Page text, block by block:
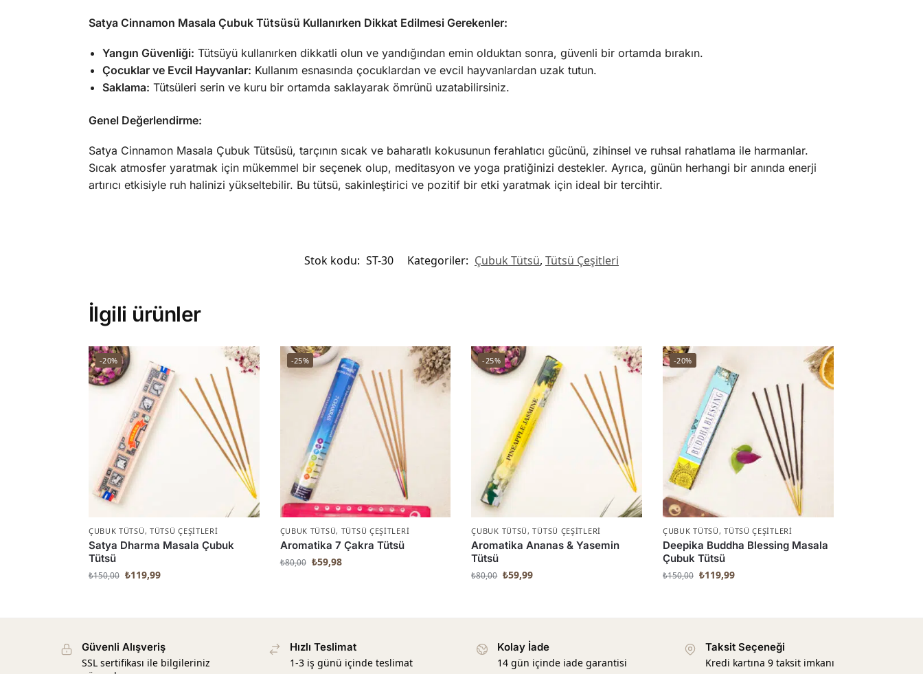
Satya Cinnamon Masala Çubuk Tütsüsü Kullanırken Dikkat Edilmesi Gerekenler:
Yangın Güvenliği: Tütsüyü kullanırken dikkatli olun ve yandığından emin olduktan sonra, güvenli bir ortamda bırakın.
Çocuklar ve Evcil Hayvanlar: Kullanım esnasında çocuklardan ve evcil hayvanlardan uzak tutun.
Saklama: Tütsüleri serin ve kuru bir ortamda saklayarak ömrünü uzatabilirsiniz.
Genel Değerlendirme:
Satya Cinnamon Masala Çubuk Tütsüsü, tarçının sıcak ve baharatlı kokusunun ferahlatıcı gücünü, zihinsel ve ruhsal rahatlama ile harmanlar.
Sıcak atmosfer yaratmak için mükemmel bir seçenek olup, meditasyon ve yoga pratiğinizi destekler. Ayrıca, günün herhangi bir anında enerji
artırıcı etkisiyle ruh halinizi yükseltebilir. Bu tütsü, sakinleştirici ve pozitif bir etki yaratmak için ideal bir tercihtir.
Stok kodu: ST-30 Kategoriler: Çubuk Tütsü, Tütsü Çeşitleri
İlgili ürünler
-20%
ÇUBUK TÜTSÜ, TÜTSÜ ÇEŞITLERI
Satya Dharma Masala Çubuk
Tütsü
₺150,00 ₺119,99
-25%
ÇUBUK TÜTSÜ, TÜTSÜ ÇEŞITLERI
Aromatika 7 Çakra Tütsü
₺80,00 ₺59,98
-25%
ÇUBUK TÜTSÜ,TÜTSÜ ÇEŞITLERI
Aromatika Ananas & Yasemin
Tütsü
₺80,00 ₺59,99
-20%
ÇUBUK TÜTSÜ,TÜTSÜ ÇEŞITLERI
Deepika Buddha Blessing Masala
Çubuk Tütsü
₺150,00 ₺119,99
Güvenli Alışveriş
SSL sertifikası ile bilgileriniz
Hızlı Teslimat
1-3 iş günü içinde teslimat
Kolay İade
14 gün içinde iade garantisi
Taksit Seçeneği
Kredi kartına 9 taksit imkanı